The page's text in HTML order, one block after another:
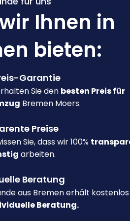
Ihnen in
bieten:
Garantie
Sie den besten Preis für
Bremen Moers.
Preise
Sie, dass wir 100%
arbeiten.
Beratung
aus Bremen erhält kostenlos
Beratung.